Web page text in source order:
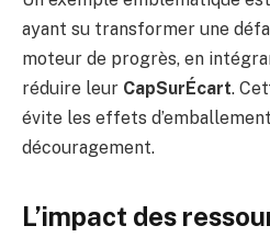
ayant su transformer une
moteur de progrès, en
réduire leur CapSurÉcart.
évite les effets
découragement.
L’impact des